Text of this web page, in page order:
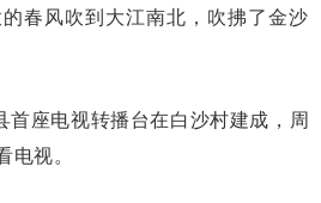
春风吹到大江南北，吹拂了金沙
首座电视转播台在白沙村建成，周
视。